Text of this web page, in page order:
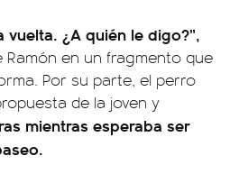
vuelta. ¿A quién le digo?”,
Ramón en un fragmento que
Por su parte, el perro
de la joven y
mientras esperaba ser